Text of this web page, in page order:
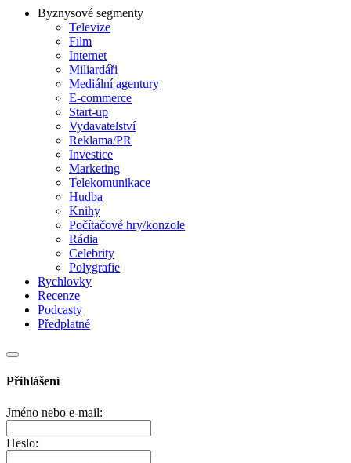
Byznysové segmenty
Televize
Film
Internet
Miliardáři
Mediální agentury
E-commerce
Start-up
Vydavatelství
Reklama/PR
Investice
Marketing
Telekomunikace
Hudba
Knihy
Počítačové hry/konzole
Rádia
Celebrity
Polygrafie
Rychlovky
Recenze
Podcasty
Předplatné
Přihlášení
Jméno nebo e-mail:
Heslo: